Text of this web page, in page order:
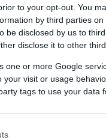
to your opt-out. You
by third parties on
be disclosed by us to
disclose it to other
one or more Google
visit or usage
tags to use your data
pară mai
apropia de